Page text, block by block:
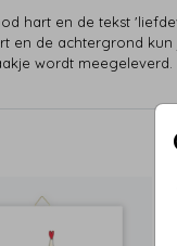
hart en de tekst
en de achtergrond kun
wordt meegeleverd.